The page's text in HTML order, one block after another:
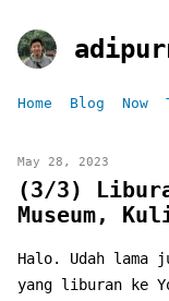
Home Blog Now
May 28, 2023
(3/3)
Museum,
Halo. Udah lama
yang liburan ke